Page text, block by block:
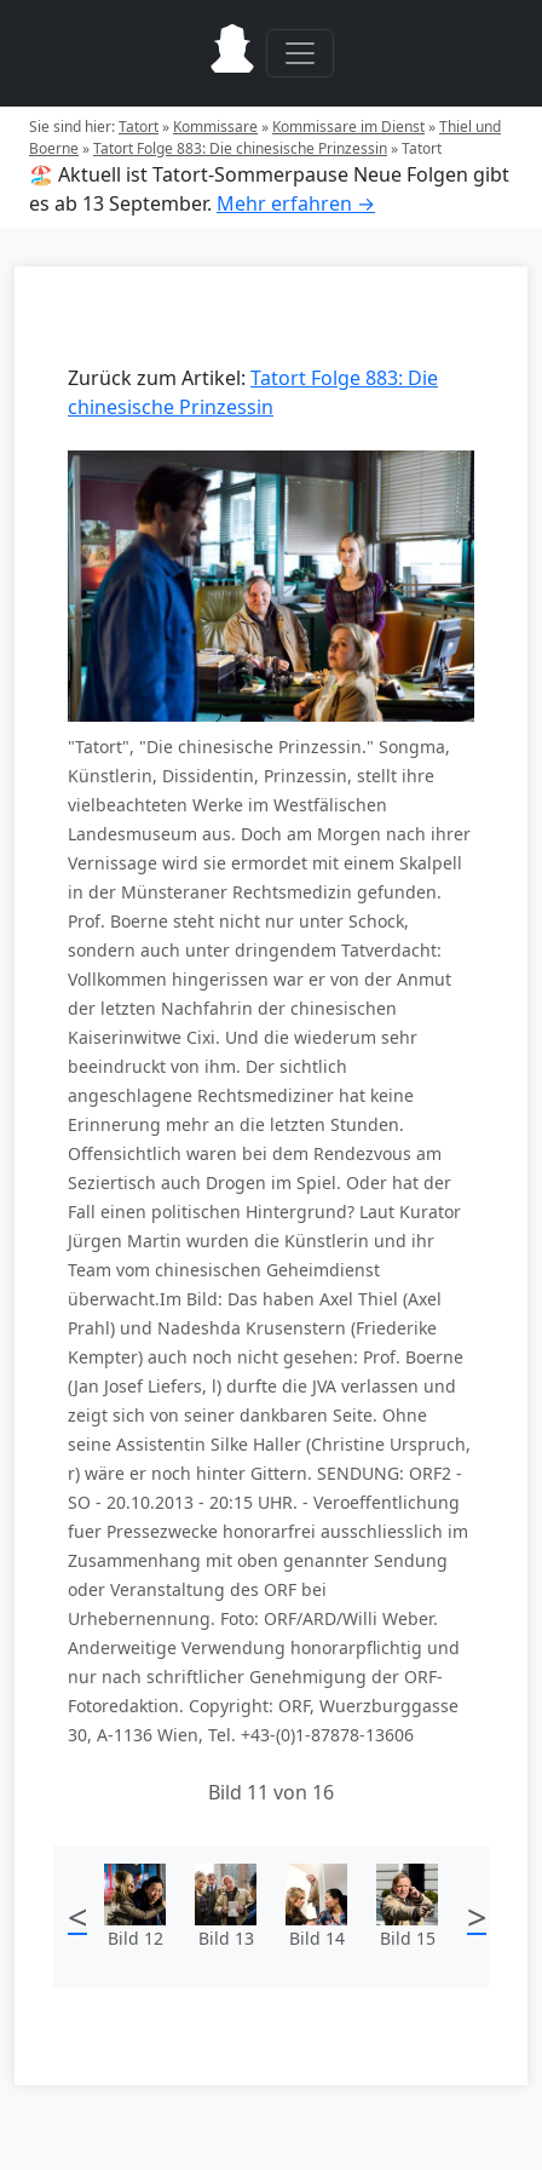
Sie sind hier:Tatort» Kommissare» Kommissare im Dienst»Thiel und
Boerne»Tatort Folge 883: Die chinesische Prinzessin»Tatort
🏖️ Aktuell ist Tatort-Sommerpause Neue Folgen gibt
es ab 13 September. Mehr erfahren →
Zurück zum Artikel: Tatort Folge 883: Die
chinesische Prinzessin
"Tatort", "Die chinesische Prinzessin." Songma,
Künstlerin, Dissidentin, Prinzessin, stellt ihre
vielbeachteten Werke im Westfälischen
Landesmuseum aus. Doch am Morgen nach ihrer
Vernissage wird sie ermordet mit einem Skalpell
in der Münsteraner Rechtsmedizin gefunden.
Prof. Boerne steht nicht nur unter Schock,
sondern auch unter dringendem Tatverdacht:
Vollkommen hingerissen war er von der Anmut
der letzten Nachfahrin der chinesischen
Kaiserinwitwe Cixi. Und die wiederum sehr
beeindruckt von ihm. Der sichtlich
angeschlagene Rechtsmediziner hat keine
Erinnerung mehr an die letzten Stunden.
Offensichtlich waren bei dem Rendezvous am
Seziertisch auch Drogen im Spiel. Oder hat der
Fall einen politischen Hintergrund? Laut Kurator
Jürgen Martin wurden die Künstlerin und ihr
Team vom chinesischen Geheimdienst
überwacht.Im Bild: Das haben Axel Thiel (Axel
Prahl) und Nadeshda Krusenstern (Friederike
Kempter) auch noch nicht gesehen: Prof. Boerne
(Jan Josef Liefers, l) durfte die JVA verlassen und
zeigt sich von seiner dankbaren Seite. Ohne
seine Assistentin Silke Haller (Christine Urspruch,
r) wäre er noch hinter Gittern. SENDUNG: ORF2 -
SO - 20.10.2013 - 20:15 UHR. - Veroeffentlichung
fuer Pressezwecke honorarfrei ausschliesslich im
Zusammenhang mit oben genannter Sendung
oder Veranstaltung des ORF bei
Urhebernennung. Foto: ORF/ARD/Willi Weber.
Anderweitige Verwendung honorarpflichtig und
nur nach schriftlicher Genehmigung der ORF-
Fotoredaktion. Copyright: ORF, Wuerzburggasse
30, A-1136 Wien, Tel. +43-(0)1-87878-13606
Bild 11 von 16
< Bild 12 Bild 13 Bild 14 Bild 15 >